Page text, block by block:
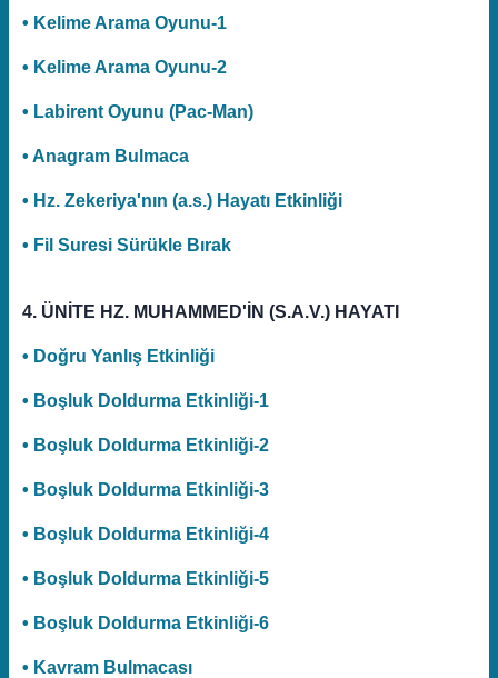
• Kelime Arama Oyunu-1
• Kelime Arama Oyunu-2
• Labirent Oyunu (Pac-Man)
• Anagram Bulmaca
• Hz. Zekeriya'nın (a.s.) Hayatı Etkinliği
• Fil Suresi Sürükle Bırak
4. ÜNİTE HZ. MUHAMMED'İN (S.A.V.) HAYATI
• Doğru Yanlış Etkinliği
• Boşluk Doldurma Etkinliği-1
• Boşluk Doldurma Etkinliği-2
• Boşluk Doldurma Etkinliği-3
• Boşluk Doldurma Etkinliği-4
• Boşluk Doldurma Etkinliği-5
• Boşluk Doldurma Etkinliği-6
• Kavram Bulmacası